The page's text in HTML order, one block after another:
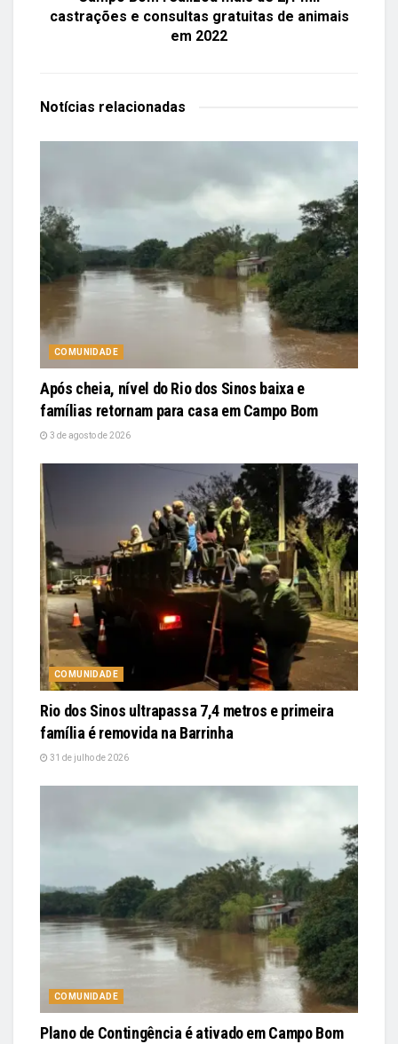
castrações e consultas gratuitas de animais
em 2022
Notícias relacionadas
COMUNIDADE
Após cheia, nível do Rio dos Sinos baixa e
famílias retornam para casa em Campo Bom
3 de agosto de 2026
COMUNIDADE
Rio dos Sinos ultrapassa 7,4 metros e primeira
família é removida na Barrinha
31 de julho de 2026
COMUNIDADE
Plano de Contingência é ativado em Campo Bom